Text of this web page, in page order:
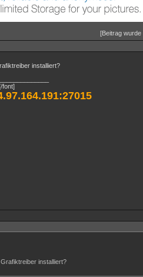
[Beitrag
installiert?
font]
installiert?